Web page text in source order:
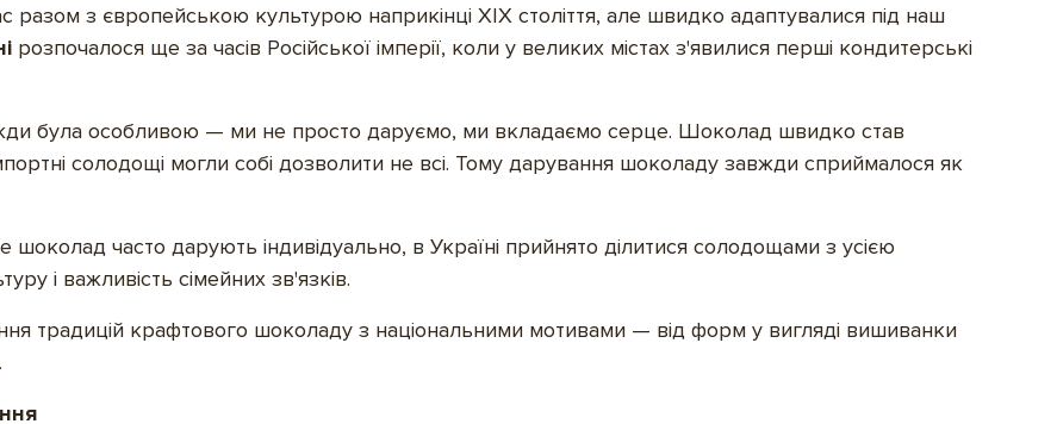
з європейською культурою наприкінці XIX століття, але швидко адаптувалися під наш
розпочалося ще за часів Російської імперії, коли у великих містах з'явилися перші кондитерські
була особливою — ми не просто даруємо, ми вкладаємо серце. Шоколад швидко став
солодощі могли собі дозволити не всі. Тому дарування шоколаду завжди сприймалося як
шоколад часто дарують індивідуально, в Україні прийнято ділитися солодощами з усією
і важливість сімейних зв'язків.
традицій крафтового шоколаду з національними мотивами — від форм у вигляді вишиванки